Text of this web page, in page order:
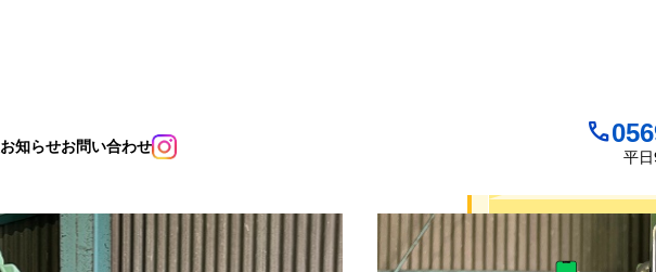
お知らせお問い合わせ
平
買取に
お見積り・査